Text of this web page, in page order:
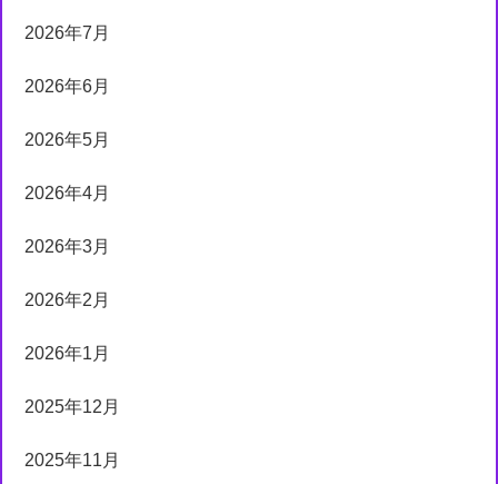
2026年7月
2026年6月
2026年5月
2026年4月
2026年3月
2026年2月
2026年1月
2025年12月
2025年11月